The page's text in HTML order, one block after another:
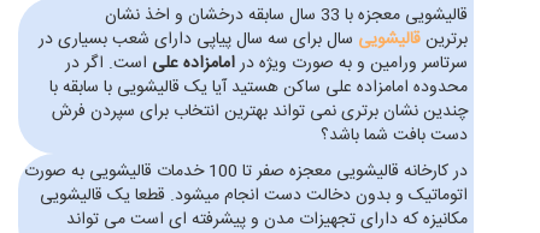
قالیشویی معجزه با 33 سال سابقه درخشان و اخذ نشان
برترینقالیشویی سال برای سه سال پیاپی دارای شعب بسیاری در
سرتاسر ورامین و به صورت ویژه درامامزاده علی است. اگر در
محدوده امامزاده علی ساکن هستید آیا یک قالیشویی با سابقه با
چندین نشان برتری نمی تواند بهترین انتخاب برای سپردن فرش
دست بافت شما باشد؟
در کارخانه قالیشویی معجزه صفر تا 100 خدمات قالیشویی به صورت
اتوماتیک و بدون دخالت دست انجام میشود. قطعا یک قالیشویی
مکانیزه که دارای تجهیزات مدن و پیشرفته ای است می تواند